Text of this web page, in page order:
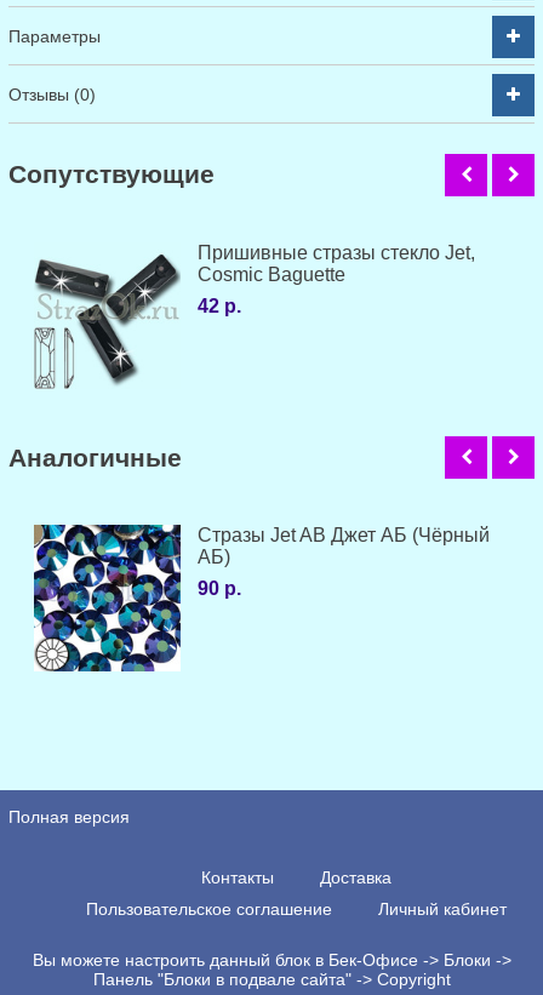
Параметры
Отзывы (0)
Cопутствующие
Пришивные стразы стекло Jet,
Cosmic Baguette
42 р.
Аналогичные
Стразы Jet AB Джет АБ (Чёрный
АБ)
90 р.
Полная версия
Контакты
Доставка
Пользовательское соглашение
Личный кабинет
Вы можете настроить данный блок в Бек-Офисе -> Блоки ->
Панель "Блоки в подвале сайта" -> Copyright